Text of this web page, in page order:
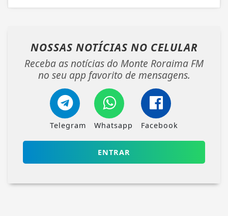
NOSSAS NOTÍCIAS NO CELULAR
Receba as notícias do Monte Roraima FM
no seu app favorito de mensagens.
Telegram Whatsapp Facebook
ENTRAR